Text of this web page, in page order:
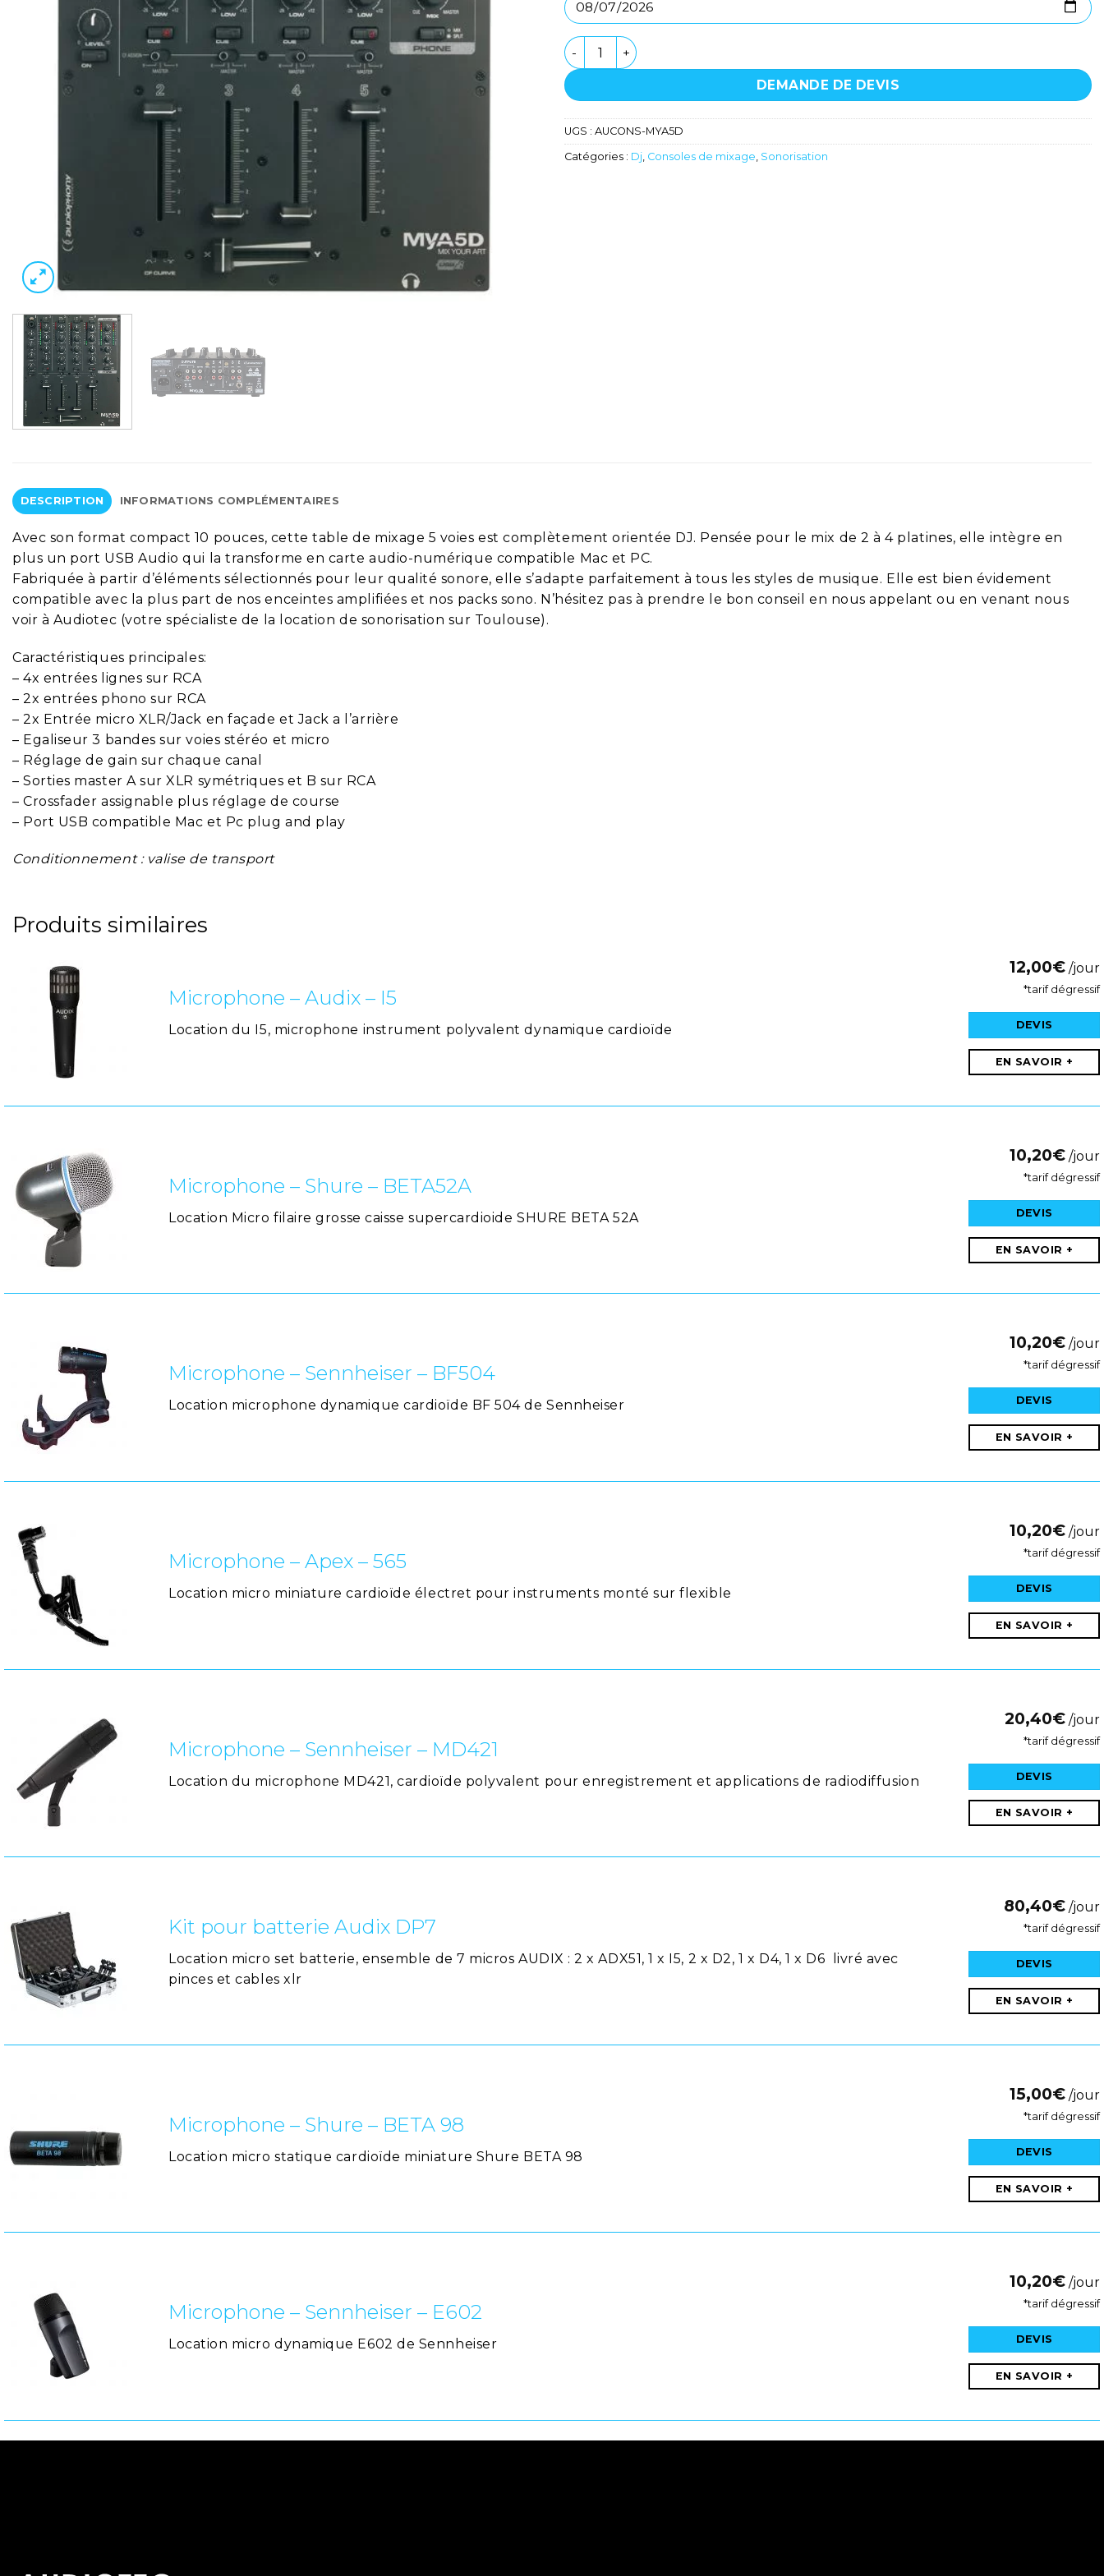
quantité de Table de mixage DJ - Audiophony - MYA5D
DEMANDE DE DEVIS
UGS : AUCONS-MYA5D
Catégories : Dj, Consoles de mixage, Sonorisation
DESCRIPTION INFORMATIONS COMPLÉMENTAIRES
Avec son format compact 10 pouces, cette table de mixage 5 voies est complètement orientée DJ. Pensée pour le mix de 2 à 4 platines, elle intègre en
plus un port USB Audio qui la transforme en carte audio-numérique compatible Mac et PC.
Fabriquée à partir d’éléments sélectionnés pour leur qualité sonore, elle s’adapte parfaitement à tous les styles de musique. Elle est bien évidement
compatible avec la plus part de nos enceintes amplifiées et nos packs sono. N’hésitez pas à prendre le bon conseil en nous appelant ou en venant nous
voir à Audiotec (votre spécialiste de la location de sonorisation sur Toulouse).
Caractéristiques principales:
– 4x entrées lignes sur RCA
– 2x entrées phono sur RCA
– 2x Entrée micro XLR/Jack en façade et Jack a l’arrière
– Egaliseur 3 bandes sur voies stéréo et micro
– Réglage de gain sur chaque canal
– Sorties master A sur XLR symétriques et B sur RCA
– Crossfader assignable plus réglage de course
– Port USB compatible Mac et Pc plug and play
Conditionnement : valise de transport
Produits similaires
Microphone – Audix – I5
Location du I5, microphone instrument polyvalent dynamique cardioïde
12,00€ /jour
*tarif dégressif
DEVIS
EN SAVOIR +
Microphone – Shure – BETA52A
Location Micro filaire grosse caisse supercardioide SHURE BETA 52A
10,20€ /jour
*tarif dégressif
DEVIS
EN SAVOIR +
Microphone – Sennheiser – BF504
Location microphone dynamique cardioïde BF 504 de Sennheiser
10,20€ /jour
*tarif dégressif
DEVIS
EN SAVOIR +
Microphone – Apex – 565
Location micro miniature cardioïde électret pour instruments monté sur flexible
10,20€ /jour
*tarif dégressif
DEVIS
EN SAVOIR +
Microphone – Sennheiser – MD421
Location du microphone MD421, cardioïde polyvalent pour enregistrement et applications de radiodiffusion
20,40€ /jour
*tarif dégressif
DEVIS
EN SAVOIR +
Kit pour batterie Audix DP7
Location micro set batterie, ensemble de 7 micros AUDIX : 2 x ADX51, 1 x I5, 2 x D2, 1 x D4, 1 x D6 livré avec
pinces et cables xlr
80,40€ /jour
*tarif dégressif
DEVIS
EN SAVOIR +
Microphone – Shure – BETA 98
Location micro statique cardioïde miniature Shure BETA 98
15,00€ /jour
*tarif dégressif
DEVIS
EN SAVOIR +
Microphone – Sennheiser – E602
Location micro dynamique E602 de Sennheiser
10,20€ /jour
*tarif dégressif
DEVIS
EN SAVOIR +